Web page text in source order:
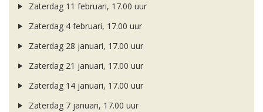
Zaterdag 11 februari, 17.00 uur
Zaterdag 4 februari, 17.00 uur
Zaterdag 28 januari, 17.00 uur
Zaterdag 21 januari, 17.00 uur
Zaterdag 14 januari, 17.00 uur
Zaterdag 7 januari, 17.00 uur